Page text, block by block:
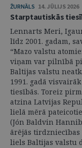
ŽURNĀLS 14. JŪLIJS 2026
Starptautiskās
Lennarts Meri,
līdz 2001. gadam,
“Mazo valstu
viņam var pilnībā
Baltijas valstu
1991. gadā
tiesībās. Toreiz
atzina Latvijas
lielā mērā
(Jón Baldvin
ārējās tirdzniecības
liels Baltijas valstu